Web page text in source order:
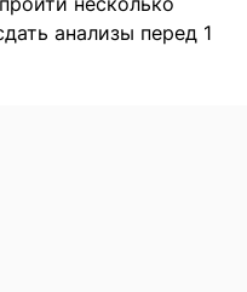
анализы перед 1